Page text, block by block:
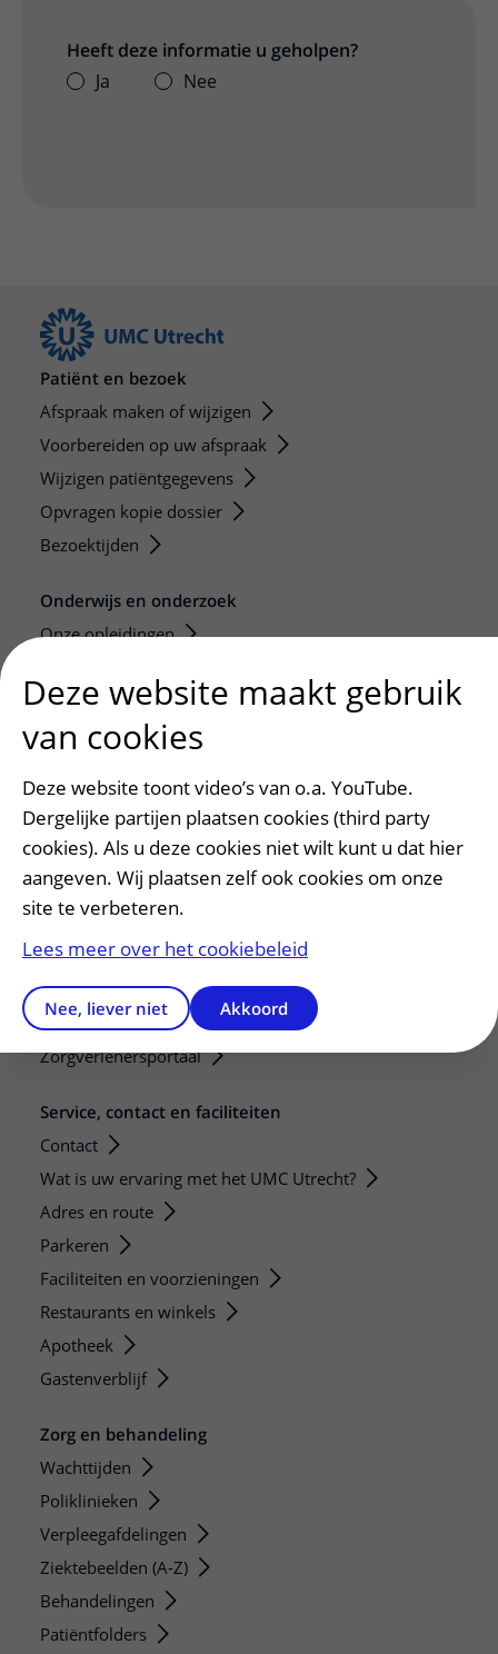
Heeft deze informatie u geholpen?
Ja
Nee
Patiënt en bezoek
Afspraak maken of wijzigen
Voorbereiden op uw afspraak
Wijzigen patiëntgegevens
Opvragen kopie dossier
Bezoektijden
Onderwijs en onderzoek
Onze opleidingen
Stage en opleidingsplaatsen
Research
Research groups
Researchers
Research technologies
Mijn patiënt verwijzen
Teleconsult aanvragen
Diagnostiek aanvragen
Zorgverlenersportaal
Service, contact en faciliteiten
Contact
Wat is uw ervaring met het UMC Utrecht?
Adres en route
Parkeren
Faciliteiten en voorzieningen
Restaurants en winkels
Apotheek
Gastenverblijf
Zorg en behandeling
Wachttijden
Poliklinieken
Verpleegafdelingen
Ziektebeelden (A-Z)
Behandelingen
Patiëntfolders
Deze website maakt gebruik
van cookies
Deze website toont video’s van o.a. YouTube.
Dergelijke partijen plaatsen cookies (third party
cookies). Als u deze cookies niet wilt kunt u dat hier
aangeven. Wij plaatsen zelf ook cookies om onze
site te verbeteren.
Lees meer over het cookiebeleid
Nee, liever niet Akkoord